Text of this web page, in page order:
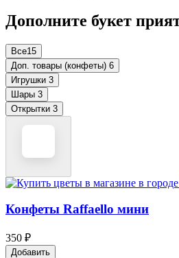
Дополните букет
Все15
Доп. товары (конфеты) 6
Игрушки 3
Шары 3
Открытки 3
Конфеты Raffaello мини
350 ₽
Добавить